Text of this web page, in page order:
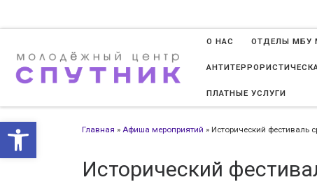
Открыть панель
О НАС ОТДЕЛЫ МБУ
ПЛАТНЫЕ УСЛУГИ
Главная » Афиша мероприятий » Исторический фестиваль
Исторический